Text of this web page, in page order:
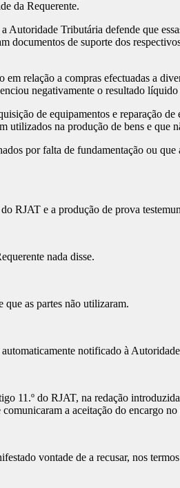
da Requerente.
Tributária defende que
documentos de suporte dos
relação a compras efectuadas a
negativamente o resultado
de equipamentos e reparação
utilizados na produção de bens e
por falta de fundamentação ou
RJAT e a produção de prova
nada disse.
que as partes não utilizaram.
notificado à
11.º do RJAT, na redação
a aceitação do encargo
vontade de a recusar, nos